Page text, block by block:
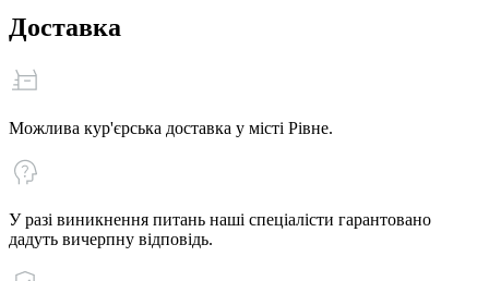
Доставка
Можлива кур'єрська доставка у місті Рівне.
У разі виникнення питань наші спеціалісти гарантовано
дадуть вичерпну відповідь.